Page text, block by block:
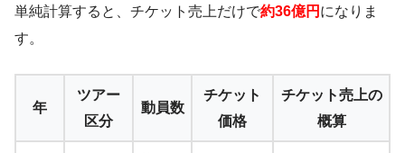
単純計算すると、チケット売上だけで約36億円 になりま
す。
年
ツアー
区分
動員数
チケット
価格
チケット売上の
概算